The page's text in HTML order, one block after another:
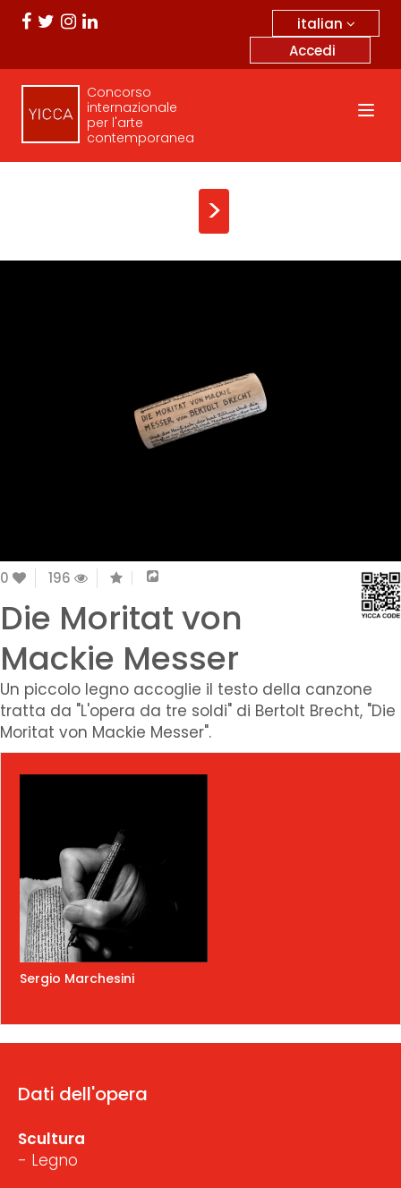
italian
Accedi
Concorso
internazionale
per l'arte
contemporanea
>
0 196
Die Moritat von
Mackie Messer
Un piccolo legno accoglie il testo della canzone
tratta da "L'opera da tre soldi" di Bertolt Brecht, "Die
Moritat von Mackie Messer".
Sergio Marchesini
Dati dell'opera
Scultura
- Legno